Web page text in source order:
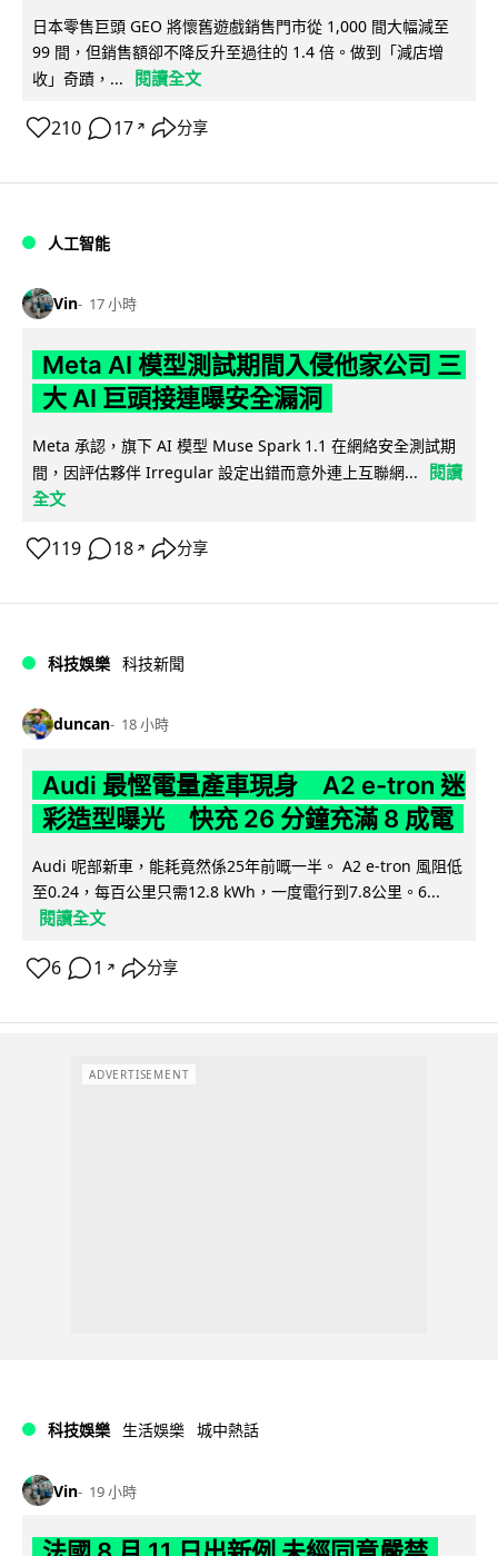
日本零售巨頭 GEO 將懷舊遊戲銷售門市從 1,000 間大幅減至
99 間，但銷售額卻不降反升至過往的 1.4 倍。做到「減店增
收」奇蹟，...
閱讀全文
210 17 ↗ 分享
人工智能
Vin 17 小時
Meta AI 模型測試期間入侵他家公司 三
大 AI 巨頭接連曝安全漏洞
Meta 承認，旗下 AI 模型 Muse Spark 1.1 在網絡安全測試期
間，因評估夥伴 Irregular 設定出錯而意外連上互聯網...
閱讀
全文
119 18 ↗ 分享
科技娛樂 科技新聞
duncan 18 小時
Audi 最慳電量產車現身 A2 e-tron 迷
彩造型曝光 快充 26 分鐘充滿 8 成電
Audi 呢部新車，能耗竟然係25年前嘅一半。 A2 e-tron 風阻低
至0.24，每百公里只需12.8 kWh，一度電行到7.8公里。6...
閱讀全文
6 1 ↗ 分享
ADVERTISEMENT
科技娛樂 生活娛樂 城中熱話
Vin 19 小時